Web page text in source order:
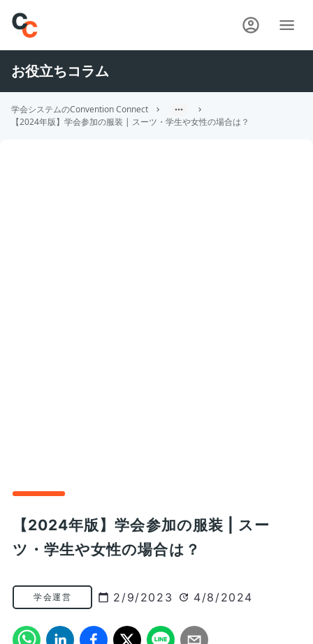
お役立ちコラム
学会システムのConvention Connect
【2024年版】学会参加の服装 | スーツ・学生や女性の場合は？
【2024年版】学会参加の服装 | スー
ツ・学生や女性の場合は？
学会運営 2/9/2023 4/8/2024